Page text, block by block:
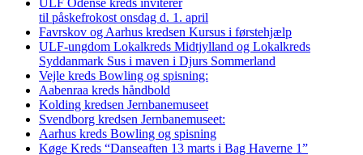
ULF Odense kreds inviterer
til påskefrokost onsdag d. 1. april
Favrskov og Aarhus kredsen Kursus i førstehjælp
ULF-ungdom Lokalkreds Midtjylland og Lokalkreds
Syddanmark Sus i maven i Djurs Sommerland
Vejle kreds Bowling og spisning:
Aabenraa kreds håndbold
Kolding kredsen Jernbanemuseet
Svendborg kredsen Jernbanemuseet:
Aarhus kreds Bowling og spisning
Køge Kreds “Danseaften 13 marts i Bag Haverne 1”